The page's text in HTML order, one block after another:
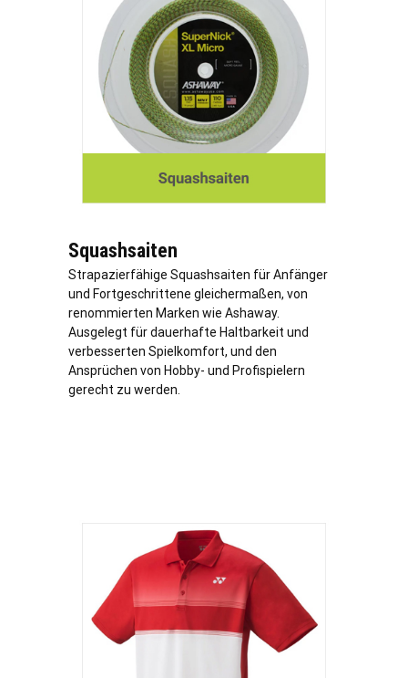
Squashsaiten
Strapazierfähige Squashsaiten für Anfänger
und Fortgeschrittene gleichermaßen, von
renommierten Marken wie Ashaway.
Ausgelegt für dauerhafte Haltbarkeit und
verbesserten Spielkomfort, und den
Ansprüchen von Hobby- und Profispielern
gerecht zu werden.